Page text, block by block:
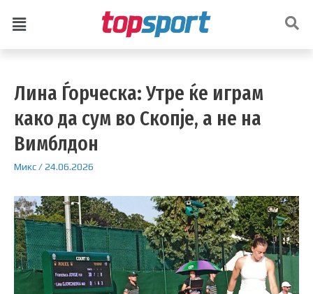
Лина Ѓорческа: Утре ќе играм
како да сум во Скопје, а не на
Вимблдон
Микс/24.06.2026